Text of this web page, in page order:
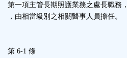
第一項主管長期照護業務之處長職務
，由相當級別之相關醫事人員擔任。
第 6-1 條